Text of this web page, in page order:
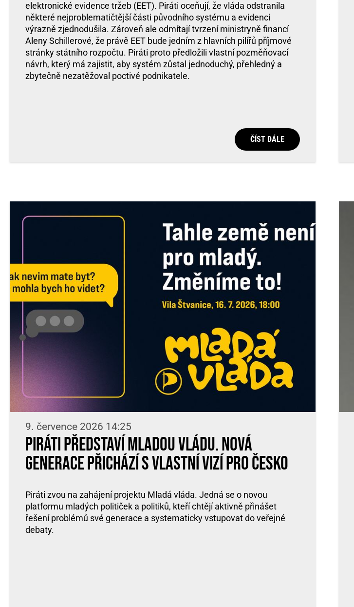
elektronické evidence tržeb (EET). Piráti oceňují, že vláda odstranila
některé nejproblematičtější části původního systému a evidenci
výrazně zjednodušila. Zároveň ale odmítají tvrzení ministryně financí
Aleny Schillerové, že právě EET bude jedním z hlavních pilířů příjmové
stránky státního rozpočtu. Piráti proto předložili vlastní pozměňovací
návrh, který má zajistit, aby systém zůstal jednoduchý, přehledný a
zbytečně nezatěžoval poctivé podnikatele.
ČÍST DÁLE
9. července 2026 14:25
Piráti představí Mladou vládu. Nová
generace přichází s vlastní vizí pro Česko
Piráti zvou na zahájení projektu Mladá vláda. Jedná se o novou
platformu mladých političek a politiků, kteří chtějí aktivně přinášet
řešení problémů své generace a systematicky vstupovat do veřejné
debaty.